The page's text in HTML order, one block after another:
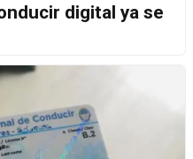
digital ya se